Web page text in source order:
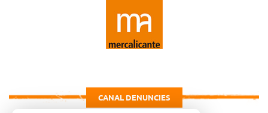
CANAL DENUNCIES